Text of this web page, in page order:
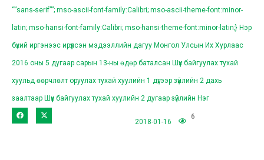
“”sans-serif””; mso-ascii-font-family:Calibri; mso-ascii-theme-font:minor-
latin; mso-hansi-font-family:Calibri; mso-hansi-theme-font:minor-latin;} Нэр
бүхий иргэнээс ирүүлсэн мэдээллийн дагуу Монгол Улсын Их Хурлаас
2016 оны 5 дугаар сарын 13-ны өдөр баталсан Шүүх байгуулах тухай
хуульд өөрчлөлт оруулах тухай хуулийн 1 дүгээр зүйлийн 2 дахь
заалтаар Шүүх байгуулах тухай хуулийн 2 дугаар зүйлийн Нэг
2018-01-16
6